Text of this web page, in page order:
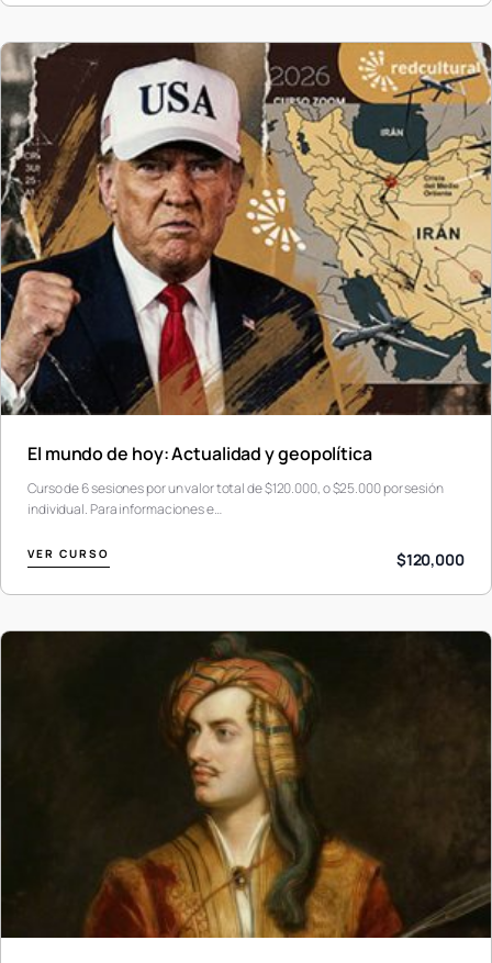
El mundo de hoy: Actualidad y geopolítica
Curso de 6 sesiones por un valor total de $120.000, o $25.000 por sesión
individual. Para informaciones e…
VER CURSO $120,000